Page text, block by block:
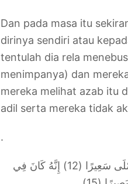
Dan pada masa itu
dirinya sendiri atau
tentulah dia rela
menimpanya) dan
mereka melihat azab itu
adil serta mereka tidak
.
وَأَمَّا مَنْ أُوتِيَ كِتَابَهُ وَرَاءَ ظَهْرِهِ (10) فَسَوْفَ يَدْعُو ثُبُورًا (11) وَيَصْلَى سَعِيرًا (12) إِنَّهُ كَانَ فِي